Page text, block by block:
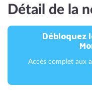
Détail de la
Débloquez
Accès complet aux